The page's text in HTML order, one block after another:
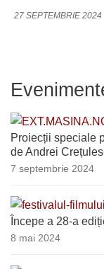
27 SEPTEMBRIE 2024
Proiecții speciale
de Andrei
7 septembrie 2024
Începe a 28-a
8 mai 2024